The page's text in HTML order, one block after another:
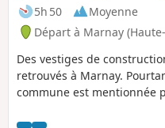
5h 50
Moyenne
Départ à Marnay
Des vestiges de
retrouvés à Marnay.
commune est mentionnée
encore visibles. Quelques